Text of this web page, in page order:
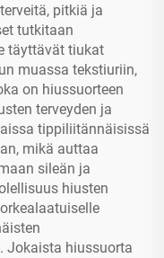
pitkiä ja
tutkitaan
täyttävät tiukat
muassa tekstiuriin,
on hiussuorteen
terveyden ja
tippiliitännäisissä
mikä auttaa
sileän ja
hiusten
Jokaista hiussuorta